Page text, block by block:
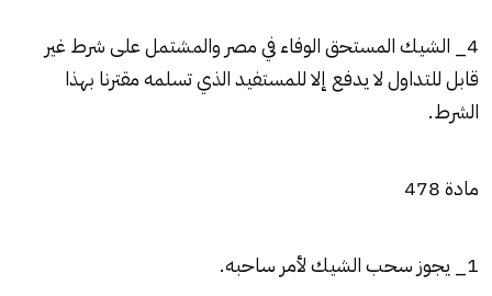
4_ الشيك المستحق الوفاء في مصر والمشتمل على شرط غير
قابل للتداول لا يدفع إلا للمستفيد الذي تسلمه مقترنا بهذا
الشرط.
مادة 478
1_ يجوز سحب الشيك لأمر ساحبه.